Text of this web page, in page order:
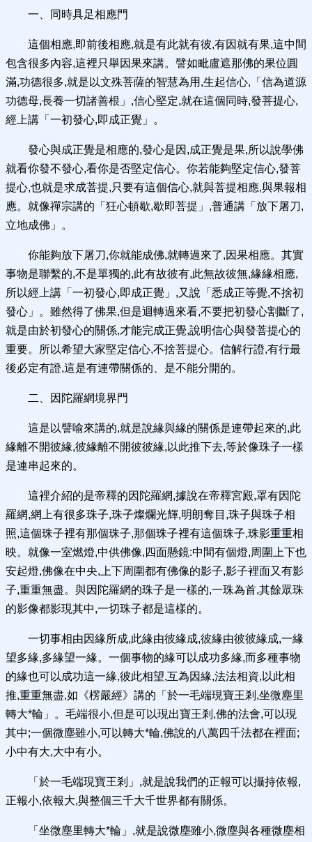
一、同時具足相應門
這個相應,即前後相應,就是有此就有彼,有因就有果,這中間
包含很多內容,這裡只舉因果來講。譬如毗盧遮那佛的果位圓
滿,功德很多,就是以文殊菩薩的智慧為用,生起信心,「信為道源
功德母,長養一切諸善根」,信心堅定,就在這個同時,發菩提心,
經上講「一初發心,即成正覺」。
發心與成正覺是相應的,發心是因,成正覺是果,所以說學佛
就看你發不發心,看你是否堅定信心。你若能夠堅定信心,發菩
提心,也就是求成菩提,只要有這個信心,就與菩提相應,與果報相
應。就像禪宗講的「狂心頓歇,歇即菩提」,普通講「放下屠刀,
立地成佛」。
你能夠放下屠刀,你就能成佛,就轉過來了,因果相應。其實
事物是聯繫的,不是單獨的,此有故彼有,此無故彼無,緣緣相應,
所以經上講「一初發心,即成正覺」,又說「悉成正等覺,不捨初
發心」。雖然得了佛果,但是迴轉過來看,不要把初發心割斷了,
就是由於初發心的關係,才能完成正覺,說明信心與發菩提心的
重要。所以希望大家堅定信心,不捨菩提心。信解行證,有行最
後必定有證,這是有連帶關係的、是不能分開的。
二、因陀羅網境界門
這是以譬喻來講的,就是說緣與緣的關係是連帶起來的,此
緣離不開彼緣,彼緣離不開彼彼緣,以此推下去,等於像珠子一樣
是連串起來的。
這裡介紹的是帝釋的因陀羅網,據說在帝釋宮殿,罩有因陀
羅網,網上有很多珠子,珠子燦爛光輝,明朗奪目,珠子與珠子相
照,這個珠子裡有那個珠子,那個珠子裡有這個珠子,珠影重重相
映。就像一室燃燈,中供佛像,四面懸鏡:中間有個燈,周圍上下也
安起燈,佛像在中央,上下周圍都有佛像的影子,影子裡面又有影
子,重重無盡。與因陀羅網的珠子是一樣的,一珠為首,其餘眾珠
的影像都影現其中,一切珠子都是這樣的。
一切事相由因緣所成,此緣由彼緣成,彼緣由彼彼緣成,一緣
望多緣,多緣望一緣。一個事物的緣可以成功多緣,而多種事物
的緣也可以成功這一緣,彼此相望,互為因緣,法法相資,以此相
推,重重無盡,如《楞嚴經》講的「於一毛端現寶王剎,坐微塵里
轉大*輪」。毛端很小,但是可以現出寶王剎,佛的法會,可以現
其中;一個微塵雖小,可以轉大*輪,佛說的八萬四千法都在裡面;
小中有大,大中有小。
「於一毛端現寶王剎」,就是說我們的正報可以攝持依報,
正報小,依報大,與整個三千大千世界都有關係。
「坐微塵里轉大*輪」,就是說微塵雖小,微塵與各種微塵相